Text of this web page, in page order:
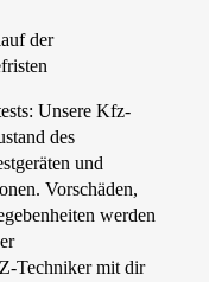
der
Unsere Kfz-
des
und
Vorschäden,
werden
Techniker mit dir